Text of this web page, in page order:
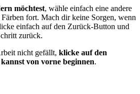
möchtest, wähle einfach eine andere
fort. Mach dir keine Sorgen, wenn
einfach auf den Zurück-Button und
zurück.
nicht gefällt, klicke auf den
von vorne beginnen.